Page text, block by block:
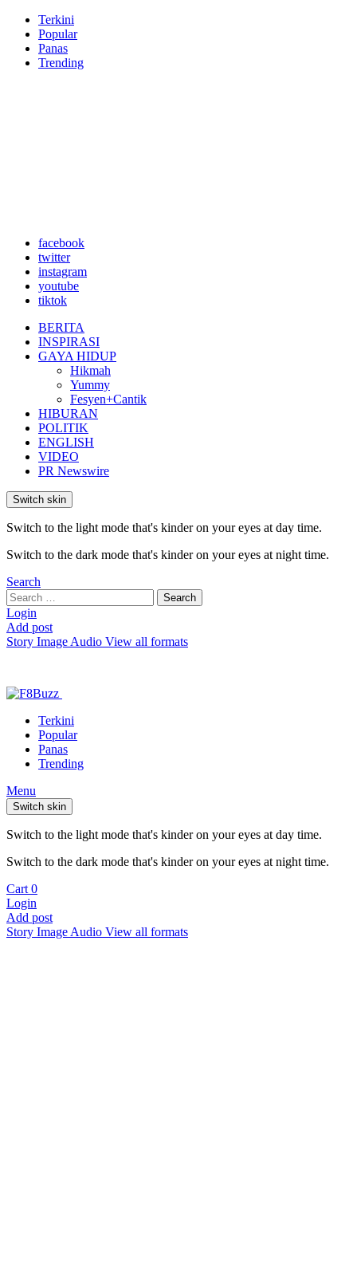
Terkini
Popular
Panas
Trending
facebook
twitter
instagram
youtube
tiktok
BERITA
INSPIRASI
GAYA HIDUP
Hikmah
Yummy
Fesyen+Cantik
HIBURAN
POLITIK
ENGLISH
VIDEO
PR Newswire
Switch skin
Switch to the light mode that's kinder on your eyes at day time.
Switch to the dark mode that's kinder on your eyes at night time.
Search
Search
for:
Search
Login
Add post
Story Image Audio View all formats
Terkini
Popular
Panas
Trending
Menu
Switch skin
Switch to the light mode that's kinder on your eyes at day time.
Switch to the dark mode that's kinder on your eyes at night time.
Cart 0
Login
Add post
Story Image Audio View all formats